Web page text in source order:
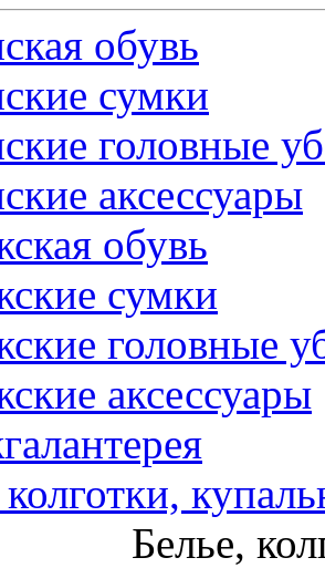
обувь
сумки
головные
аксессуары
обувь
сумки
головные
аксессуары
Белье,